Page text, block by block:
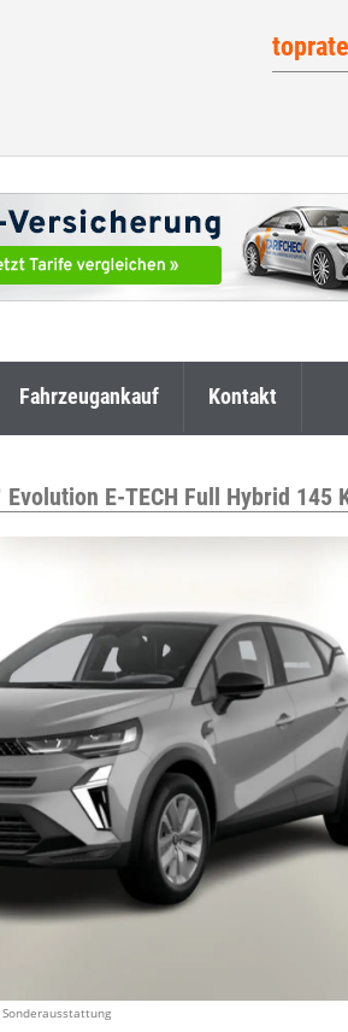
Fahrzeugankauf Kontakt
Evolution E-TECH Full Hybrid 145